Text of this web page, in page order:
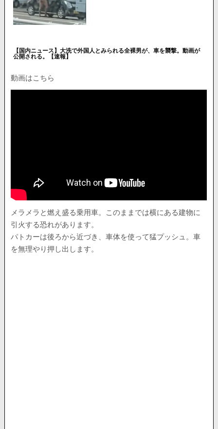
【国内ニュース】大洗で外国人とみられる全裸男が、車を襲撃。動画が
公開される。【速報】
動画はこちら
メラメラと燃え盛る乗用車。このままでは横にある建物に
引火する恐れがあります。
パトカーは後ろから近づき、車体を使って猛プッシュ。車
を無理やり押し出します。